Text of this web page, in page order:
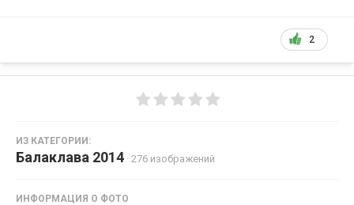
2
ИЗ КАТЕГОРИИ:
Балаклава 2014 · 276 изображений
ИНФОРМАЦИЯ О ФОТО